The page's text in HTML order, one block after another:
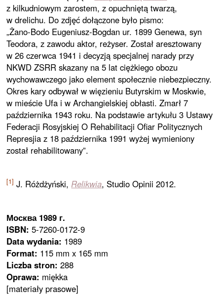
z kilkudniowym zarostem, z opuchniętą twarzą,
w drelichu. Do zdjęć dołączone było pismo:
„Żano-Bodo Eugeniusz-Bogdan ur. 1899 Genewa, syn
Teodora, z zawodu aktor, reżyser. Został aresztowany
w 26 czerwca 1941 i decyzją specjalnej narady przy
NKWD ZSRR skazany na 5 lat ciężkiego obozu
wychowawczego jako element społecznie niebezpieczny.
Okres kary odbywał w więzieniu Butyrskim w Moskwie,
w mieście Ufa i w Archangielskiej obłasti. Zmarł 7
października 1943 roku. Na podstawie artykułu 3 Ustawy
Federacji Rosyjskiej O Rehabilitacji Ofiar Politycznych
Represjia z 18 października 1991 wyżej wymieniony
został rehabilitowany”.
[1] J. Różdżyński, Relikwia, Studio Opinii 2012.
Москва 1989 г.
ISBN:5-7260-0172-9
Data wydania: 1989
Format: 115 mm x 165 mm
Liczba stron: 288
Oprawa: miękka
[materiały prasowe]